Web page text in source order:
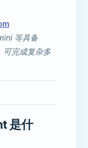
等具备
可完成复杂多
是什